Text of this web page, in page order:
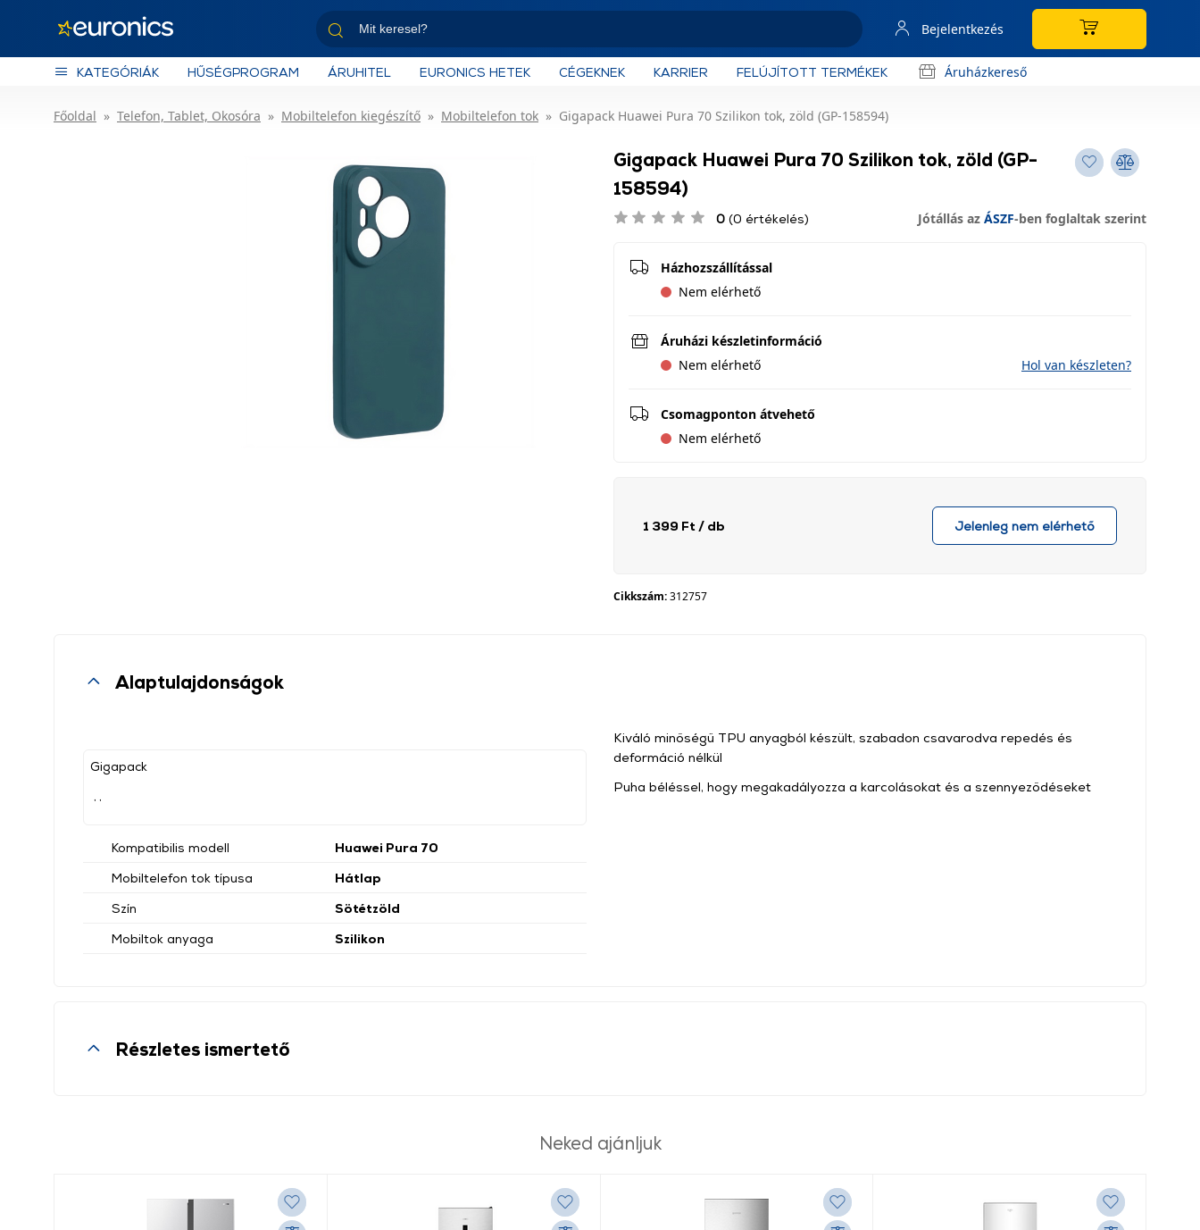
Bejelentkezés
KATEGÓRIÁK HŰSÉGPROGRAM ÁRUHITEL EURONICS HETEK CÉGEKNEK KARRIER FELÚJÍTOTT TERMÉKEK Áruházkereső
Főoldal Telefon, Tablet, Okosóra Mobiltelefon kiegészítő Mobiltelefon tok Gigapack Huawei Pura 70 Szilikon tok, zöld (GP-158594)
Gigapack Huawei Pura 70 Szilikon tok, zöld (GP-
158594)
0 (0 értékelés) Jótállás az ÁSZF-ben foglaltak szerint
Házhozszállítással
Nem elérhető
Áruházi készletinformáció
Nem elérhető
Hol van készleten?
Csomagponton átvehető
Nem elérhető
1 399 Ft / db Jelenleg nem elérhető
Cikkszám:312757
Alaptulajdonságok
Gigapack
Kompatibilis modell
Huawei Pura 70
Mobiltelefon tok típusa
Hátlap
Szín
Sötétzöld
Mobiltok anyaga
Szilikon
Kiváló minőségű TPU anyagból készült, szabadon csavarodva repedés és
deformáció nélkül
Puha béléssel, hogy megakadályozza a karcolásokat és a szennyeződéseket
Részletes ismertető
Neked ajánljuk